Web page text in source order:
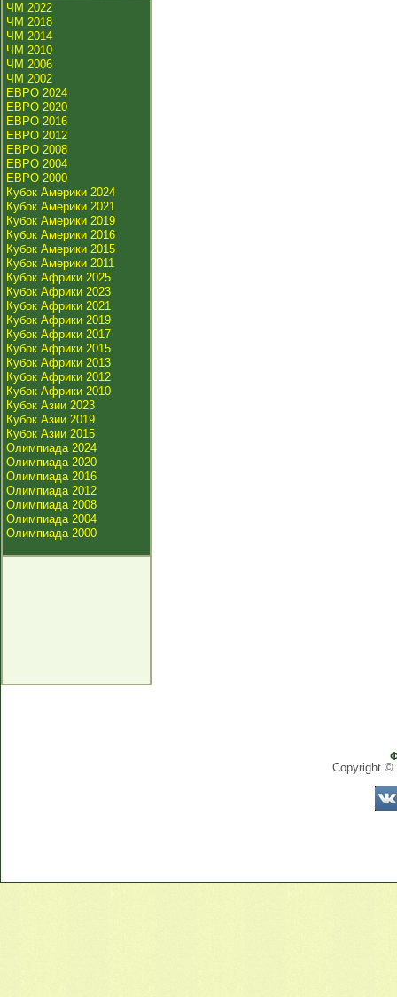
ЧМ 2022
ЧМ 2018
ЧМ 2014
ЧМ 2010
ЧМ 2006
ЧМ 2002
ЕВРО 2024
ЕВРО 2020
ЕВРО 2016
ЕВРО 2012
ЕВРО 2008
ЕВРО 2004
ЕВРО 2000
Кубок Америки 2024
Кубок Америки 2021
Кубок Америки 2019
Кубок Америки 2016
Кубок Америки 2015
Кубок Америки 2011
Кубок Африки 2025
Кубок Африки 2023
Кубок Африки 2021
Кубок Африки 2019
Кубок Африки 2017
Кубок Африки 2015
Кубок Африки 2013
Кубок Африки 2012
Кубок Африки 2010
Кубок Азии 2023
Кубок Азии 2019
Кубок Азии 2015
Олимпиада 2024
Олимпиада 2020
Олимпиада 2016
Олимпиада 2012
Олимпиада 2008
Олимпиада 2004
Олимпиада 2000
Copyright